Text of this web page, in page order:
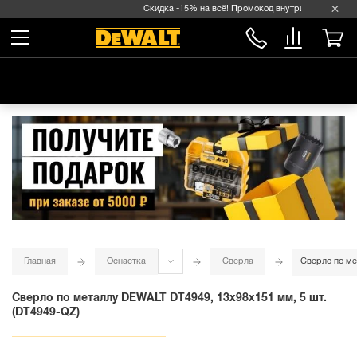
Скидка -15% на всё! Промокод внутри →
Главная Оснастка Сверла Сверло по
Сверло по металлу DEWALT DT4949, 13x98x151 мм, 5 шт.
(DT4949-QZ)